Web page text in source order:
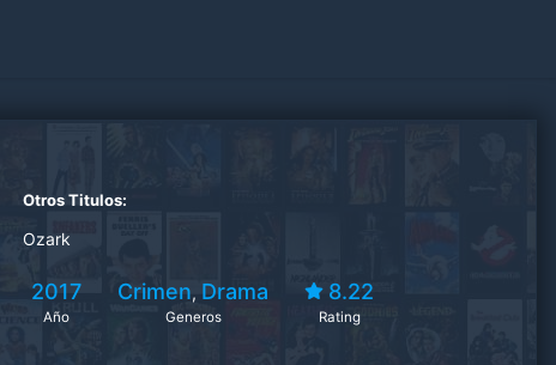
Otros Titulos:
Ozark
2017
Año
Crimen, Drama
Generos
8.22
Rating